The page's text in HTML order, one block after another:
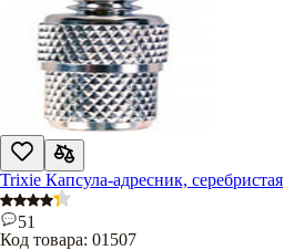
Trixie Капсула-адресник, серебристая
51
Код товара: 01507